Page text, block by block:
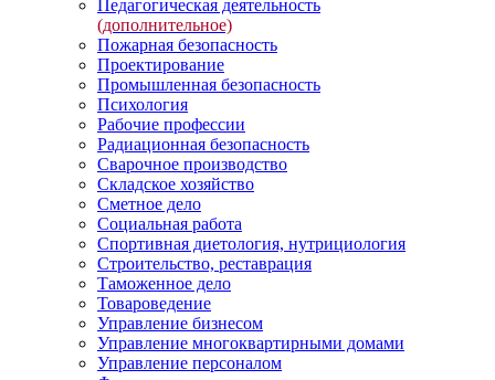
Педагогическая деятельность
(дополнительное)
Пожарная безопасность
Проектирование
Промышленная безопасность
Психология
Рабочие профессии
Радиационная безопасность
Сварочное производство
Складское хозяйство
Сметное дело
Социальная работа
Спортивная диетология, нутрициология
Строительство, реставрация
Таможенное дело
Товароведение
Управление бизнесом
Управление многоквартирными домами
Управление персоналом